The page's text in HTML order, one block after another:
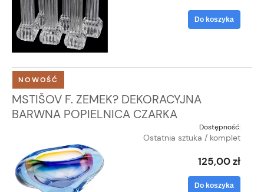
Do koszyka
MSTIŠOV F. ZEMEK? DEKORACYJNA
BARWNA POPIELNICA CZARKA
Dostępność:
Ostatnia sztuka / komplet
125,00 zł
Do koszyka
NOWOŚĆ